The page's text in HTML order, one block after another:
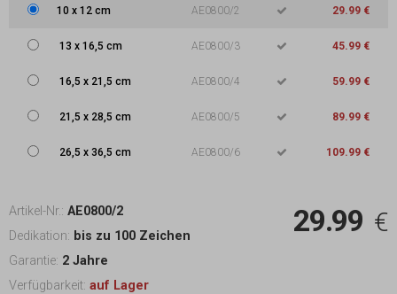
10x 12 cm AE0800/2 29.99 €
13x 16,5 cm AE0800/3 45.99 €
16,5x 21,5 cm AE0800/4 59.99 €
21,5x 28,5 cm AE0800/5 89.99 €
26,5x 36,5 cm AE0800/6 109.99 €
Artikel-Nr.: AE0800/2
Dedikation: bis zu 100 Zeichen
Garantie: 2 Jahre
Verfügbarkeit: auf Lager
29.99 €